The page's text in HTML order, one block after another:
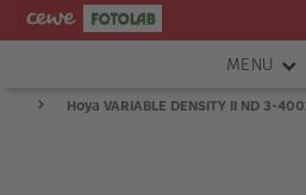
MENU
FOTOAPARÁTY
Hoya VARIABLE DENSITY II ND 3-